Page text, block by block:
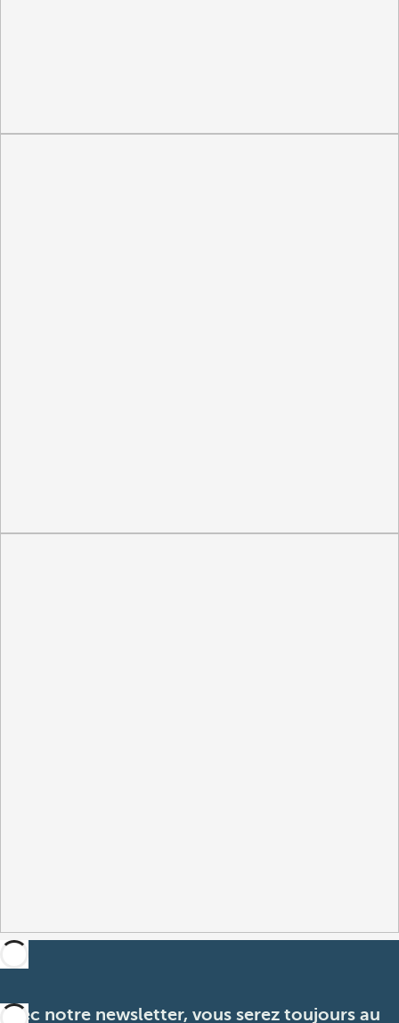
Avec notre newsletter, vous serez toujours au